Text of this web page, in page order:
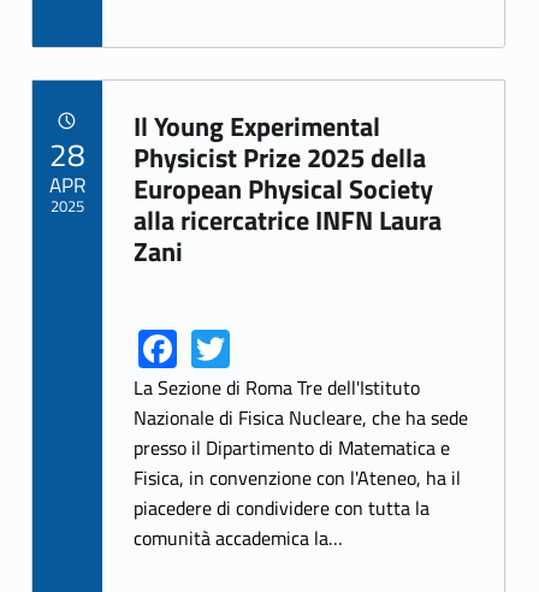
Link identifier archive #link-archive-8468
Il Young Experimental
Physicist Prize 2025 della
European Physical Society
alla ricercatrice INFN Laura
Zani
Link identifier share facebook archive #share-link-archive-16471Fa
ce
b
o
o
k
Link identifier share twitter archive #share-link-archive-36219T
w
itt
er
La Sezione di Roma Tre dell'Istituto
Nazionale di Fisica Nucleare, che ha sede
presso il Dipartimento di Matematica e
Fisica, in convenzione con l'Ateneo, ha il
piacedere di condividere con tutta la
comunità accademica la…
28
APR
2025